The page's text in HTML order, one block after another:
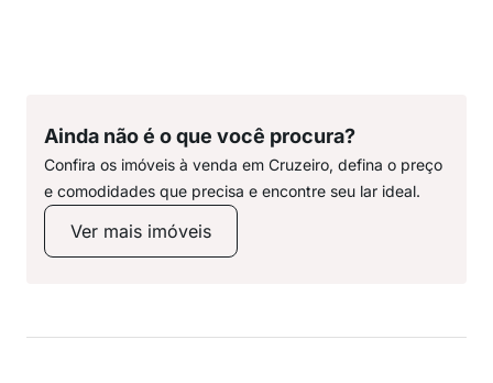
Ainda não é o que você procura?
Confira os imóveis à venda em Cruzeiro, defina o preço
e comodidades que precisa e encontre seu lar ideal.
Ver mais imóveis